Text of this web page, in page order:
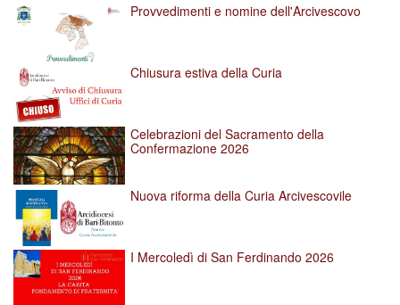
Provvedimenti e nomine dell'Arcivescovo
Chiusura estiva della Curia
Celebrazioni del Sacramento della
Confermazione 2026
Nuova riforma della Curia Arcivescovile
I Mercoledì di San Ferdinando 2026